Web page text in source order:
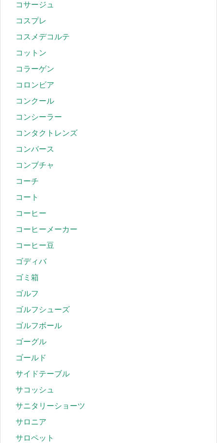
コサージュ
コスプレ
コスメデコルテ
コットン
コラーゲン
コロンビア
コンクール
コンシーラー
コンタクトレンズ
コンバース
コンブチャ
コーチ
コート
コーヒー
コーヒーメーカー
コーヒー豆
ゴディバ
ゴミ箱
ゴルフ
ゴルフシューズ
ゴルフボール
ゴーグル
ゴールド
サイドテーブル
サコッシュ
サニタリーショーツ
サロニア
サロペット